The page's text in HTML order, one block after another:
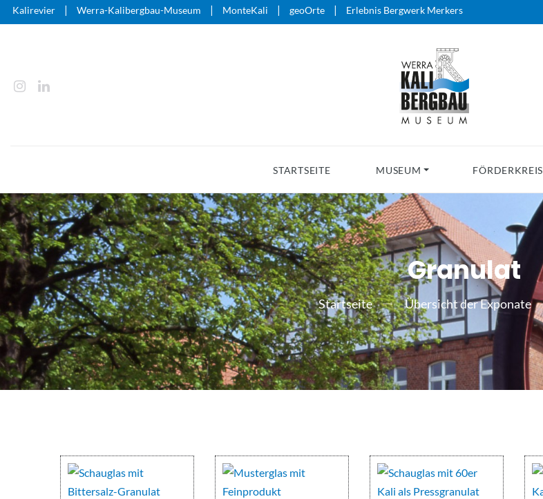
Kalirevier | Werra-Kalibergbau-Museum | MonteKali | geoOrte | Erlebnis Bergwerk Merkers
STARTSEITE MUSEUM FÖRDERKREIS
Granulat
Startseite Übersicht der Exponate